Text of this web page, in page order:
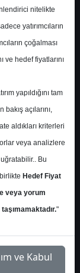
İndir
İlgili
Dosyayı
nitelikte
yatırımcıların
çoğalması
ve hedef fiyatlarını
yapıldığını tam
açılarını,
aldıkları kriterleri
veya analizlere
Bu
Hedef Fiyat
veya yorum
"